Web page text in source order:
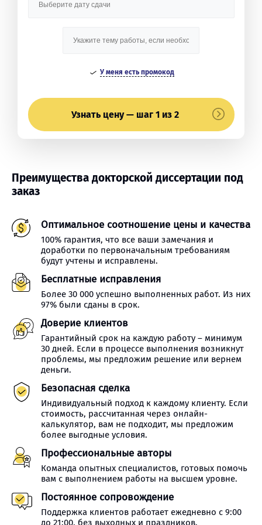
У меня есть промокод
Узнать цену — шаг 1 из 2
Преимущества докторской диссертации под
заказ
Оптимальное соотношение цены и качества
100% гарантия, что все ваши замечания и
доработки по первоначальным требованиям
будут учтены и исправлены.
Бесплатные исправления
Более 30 000 успешно выполненных работ. Из них
97% были сданы в срок.
Доверие клиентов
Гарантийный срок на каждую работу – минимум
30 дней. Если в процессе выполнения возникнут
проблемы, мы предложим решение или вернем
деньги.
Безопасная сделка
Индивидуальный подход к каждому клиенту. Если
стоимость, рассчитанная через онлайн-
калькулятор, вам не подходит, мы предложим
более выгодные условия.
Профессиональные авторы
Команда опытных специалистов, готовых помочь
вам с выполнением работы на высшем уровне.
Постоянное сопровождение
Поддержка клиентов работает ежедневно с 9:00
до 21:00, без выходных и праздников.